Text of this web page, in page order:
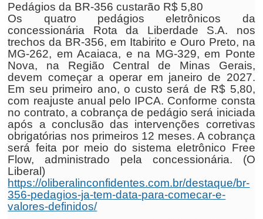
Pedágios da BR-356 custarão R$ 5,80
Os quatro pedágios eletrônicos da
concessionária Rota da Liberdade S.A. nos
trechos da BR-356, em Itabirito e Ouro Preto, na
MG-262, em Acaiaca, e na MG-329, em Ponte
Nova, na Região Central de Minas Gerais,
devem começar a operar em janeiro de 2027.
Em seu primeiro ano, o custo será de R$ 5,80,
com reajuste anual pelo IPCA. Conforme consta
no contrato, a cobrança de pedágio será iniciada
após a conclusão das intervenções corretivas
obrigatórias nos primeiros 12 meses. A cobrança
será feita por meio do sistema eletrônico Free
Flow, administrado pela concessionária. (O
Liberal)
https://oliberalinconfidentes.com.br/destaque/br-
356-pedagios-ja-tem-data-para-comecar-e-
valores-definidos/